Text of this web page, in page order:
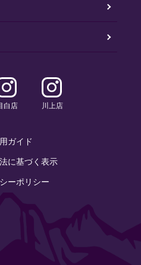
白店 川上店
ガイド
に基づく表示
ーポリシー